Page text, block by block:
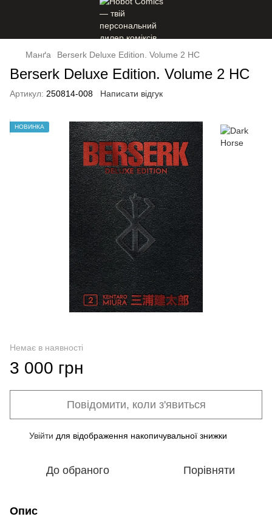
Манґа Berserk Deluxe Edition. Volume 2 HC
Berserk Deluxe Edition. Volume 2 HC
Артикул: 250814-008 Написати відгук
НОВИНКА
Немає в наявності
3 000 грн
Повідомити, коли з'явиться
Увійти для відображення накопичувальної знижки
До обраного Порівняти
Опис